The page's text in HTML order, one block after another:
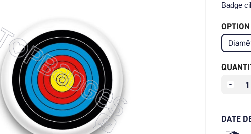
Badge
DATE